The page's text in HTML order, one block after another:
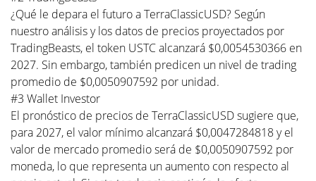
¿Qué le depara el futuro a TerraClassicUSD? Según
nuestro análisis y los datos de precios proyectados por
TradingBeasts, el token USTC alcanzará $0,0054530366 en
2027. Sin embargo, también predicen un nivel de trading
promedio de $0,0050907592 por unidad.
#3 Wallet Investor
El pronóstico de precios de TerraClassicUSD sugiere que,
para 2027, el valor mínimo alcanzará $0,0047284818 y el
valor de mercado promedio será de $0,0050907592 por
moneda, lo que representa un aumento con respecto al